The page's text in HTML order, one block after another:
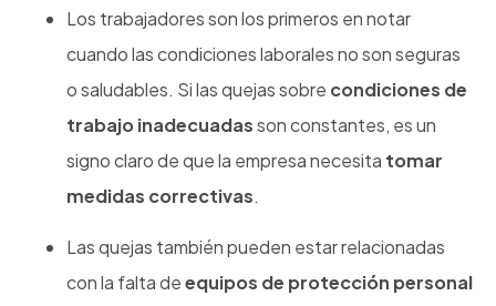
Los trabajadores son los primeros en notar
cuando las condiciones laborales no son seguras
o saludables. Si las quejas sobre condiciones de
trabajo inadecuadasson constantes, es un
signo claro de que la empresa necesita tomar
medidas correctivas.
Las quejas también pueden estar relacionadas
con la falta deequipos de protección personal